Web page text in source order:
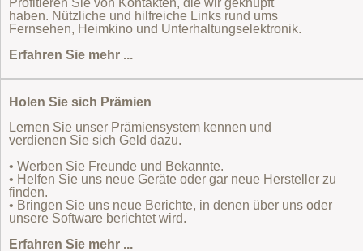
haben. Nützliche und hilfreiche Links rund ums
Fernsehen, Heimkino und Unterhaltungselektronik.
Erfahren Sie mehr ...
Holen Sie sich Prämien
Lernen Sie unser Prämiensystem kennen und
verdienen Sie sich Geld dazu.
• Werben Sie Freunde und Bekannte.
• Helfen Sie uns neue Geräte oder gar neue Hersteller zu
finden.
• Bringen Sie uns neue Berichte, in denen über uns oder
unsere Software berichtet wird.
Erfahren Sie mehr ...